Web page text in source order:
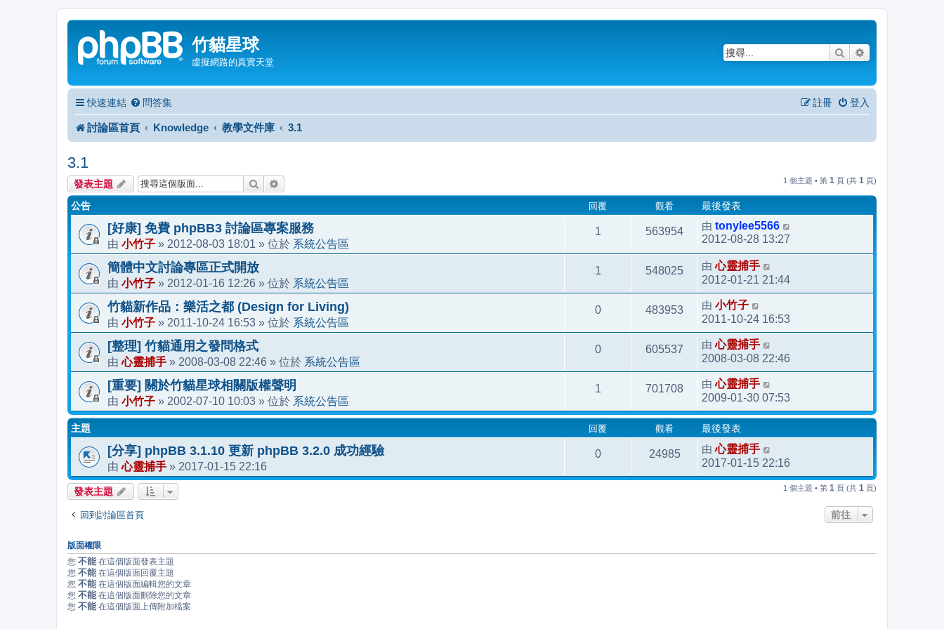
竹貓星球
虛擬網路的真實天堂
搜尋
快速連結 問答集 登入
註冊
討論區首頁 Knowledge 教學文件庫 3.1
3.1
發表主題 搜尋 1 個主題 • 第 1 頁 (共 1 頁)
公告 回覆 觀看 最後發表
[好康] 免費 phpBB3 討論區專案服務
由 小竹子 » 2012-08-03 18:01 » 位於 系統公告區
1 563954 由 tonylee5566
2012-08-28 13:27
簡體中文討論專區正式開放
由 小竹子 » 2012-01-16 12:26 » 位於 系統公告區
1 548025 由心靈捕手
2012-01-21 21:44
竹貓新作品：樂活之都 (Design for Living)
由 小竹子 » 2011-10-24 16:53 » 位於 系統公告區
0 483953 由 小竹子
2011-10-24 16:53
[整理] 竹貓通用之發問格式
由心靈捕手 » 2008-03-08 22:46 » 位於 系統公告區
0 605537 由心靈捕手
2008-03-08 22:46
[重要] 關於竹貓星球相關版權聲明
由 小竹子 » 2002-07-10 10:03 » 位於 系統公告區
1 701708 由心靈捕手
2009-01-30 07:53
主題 回覆 觀看 最後發表
[分享] phpBB 3.1.10 更新 phpBB 3.2.0 成功經驗
由心靈捕手 » 2017-01-15 22:16
0 24985 由心靈捕手
2017-01-15 22:16
發表主題 1 個主題 • 第 1 頁 (共 1 頁)
回到討論區首頁 前往
版面權限
您 不能 在這個版面發表主題
您 不能 在這個版面回覆主題
您 不能 在這個版面編輯您的文章
您 不能 在這個版面刪除您的文章
您 不能 在這個版面上傳附加檔案